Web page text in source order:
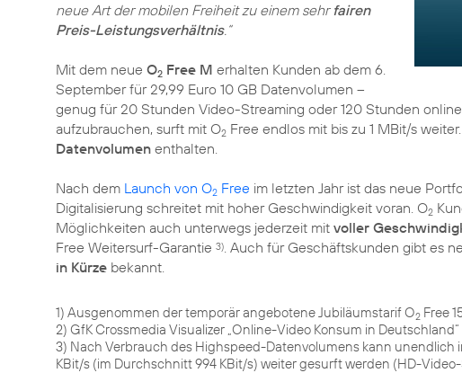
neue Art der mobilen Freiheit zu einem sehrfairen
Preis-Leistungsverhältnis.“
Mit dem neue O2 Free M erhalten Kunden ab dem 6.
September für 29,99 Euro 10 GB Datenvolumen –
genug für 20 Stunden Video-Streaming oder 120 Stunden
aufzubrauchen, surft mit O2 Free endlos mit bis zu 1 MBit/s
Datenvolumen enthalten.
Nach dem Launch von O2 Free im letzten Jahr ist das neue
Digitalisierung schreitet mit hoher Geschwindigkeit voran. O2
Möglichkeiten auch unterwegs jederzeit mit voller
Free Weitersurf-Garantie 3). Auch für Geschäftskunden gibt es
in Kürze bekannt.
1) Ausgenommen der temporär angebotene Jubiläumstarif O2 Free
2) GfK Crossmedia Visualizer „Online-Video Konsum in Deutschland“
3) Nach Verbrauch des Highspeed-Datenvolumens kann unendlich
KBit/s (im Durchschnitt 994 KBit/s) weiter gesurft werden (HD-